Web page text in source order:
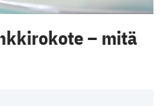
– mitä